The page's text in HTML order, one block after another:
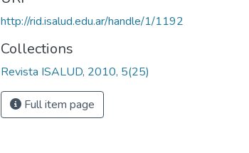
http://rid.isalud.edu.ar/handle/1/1192
Collections
Revista ISALUD, 2010, 5(25)
Full item page